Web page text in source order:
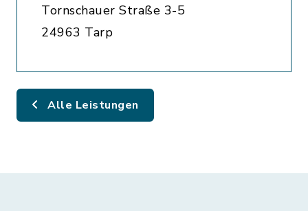
Tornschauer Straße 3-5
24963 Tarp
Alle Leistungen